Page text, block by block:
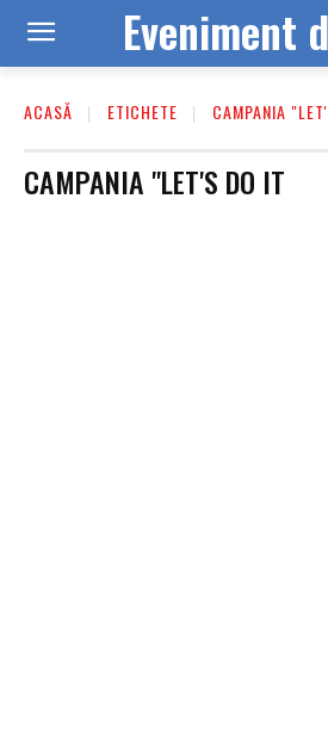
Eveniment
ACASĂ ETICHETE CAMPANIA
CAMPANIA "LET'S DO IT